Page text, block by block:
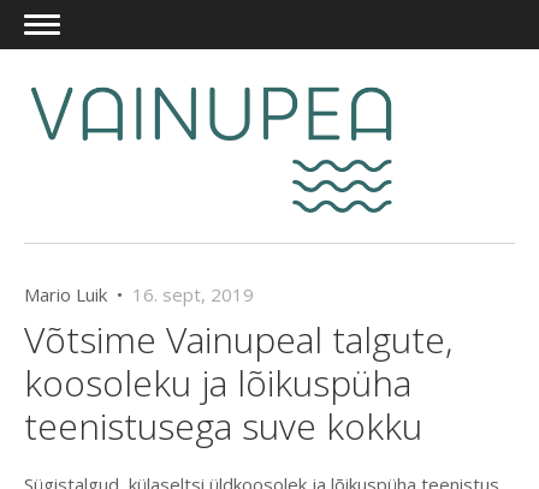
Mario Luik • 16. sept, 2019
Võtsime Vainupeal talgute,
koosoleku ja lõikuspüha
teenistusega suve kokku